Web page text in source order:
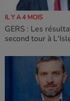
IL Y A 4 MOIS
GERS : Les résultats du
second tour à
Bizard